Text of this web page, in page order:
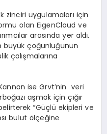
zinciri uygulamaları için
olan EigenCloud ve
arasında yer aldı.
büyük çoğunluğunun
çalışmalarına
ise Grvt’nin veri
aşmak için çığır
“Güçlü ekipleri ve
bulut ölçeğine